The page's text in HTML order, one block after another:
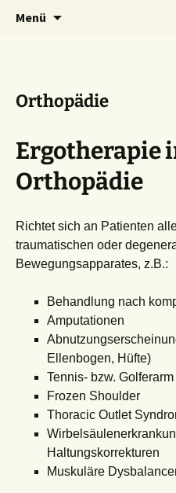
Lenergo
Praxis für
Menü
Orthopädie
Ergotherapie
Orthopädie
Richtet sich an Patienten
traumatischen oder
Bewegungsapparates, z.B.:
Behandlung nach
Amputationen
Ellenbogen, Hüfte)
Tennis- bzw. Golferarm
Frozen Shoulder
Thoracic Outlet
Haltungskorrekturen
Muskuläre